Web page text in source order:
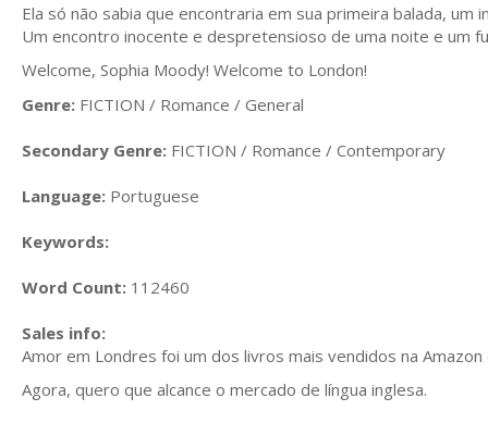
Ela só não sabia que encontraria em sua primeira balada,
Um encontro inocente e despretensioso de uma noite e um
Welcome, Sophia Moody! Welcome to London!
Genre: FICTION / Romance / General
Secondary Genre: FICTION / Romance / Contemporary
Language: Portuguese
Keywords:
Word Count: 112460
Sales info:
Amor em Londres foi um dos livros mais vendidos na
Agora, quero que alcance o mercado de língua inglesa.